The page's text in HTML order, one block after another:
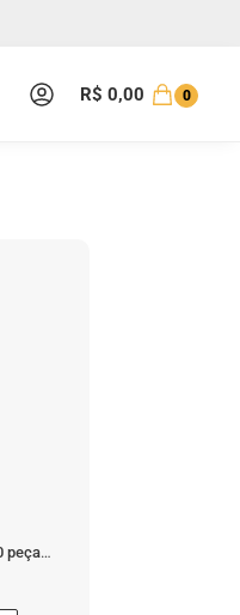
R$ 0,00 0
⭐ 4,9 em avaliações no Google • +25.000 peças enviadas